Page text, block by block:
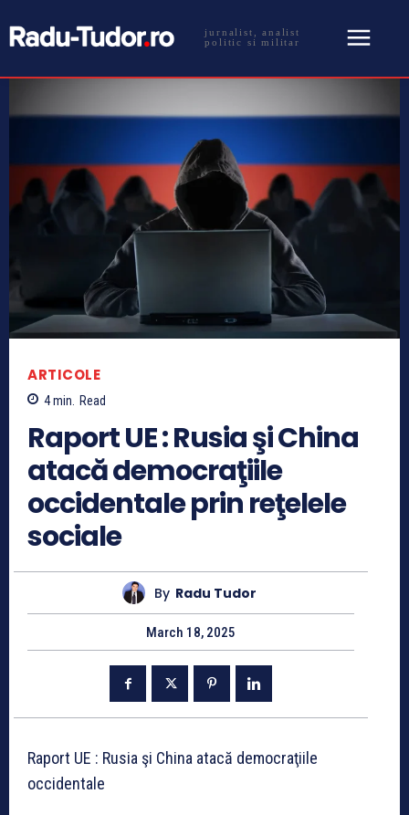
jurnalist, analist
politic si militar
ARTICOLE
4min. Read
Raport UE : Rusia şi China
atacă democraţiile
occidentale prin reţelele
sociale
By Radu Tudor
March 18, 2025
Raport UE : Rusia şi China atacă democraţiile
occidentale